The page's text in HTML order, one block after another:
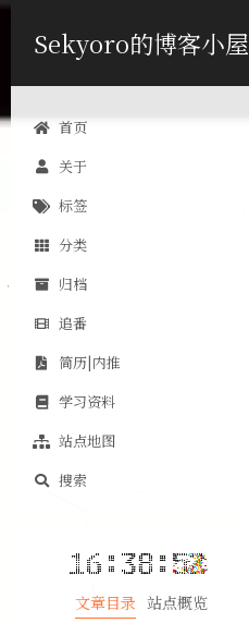
Sekyoro的博客小屋
首页
关于
标签
分类
归档
追番
简历|内推
学习资料
站点地图
搜索
文章目录 站点概览